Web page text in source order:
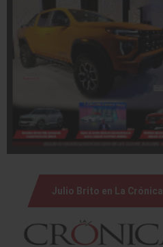
Julio Brito en La Crónica